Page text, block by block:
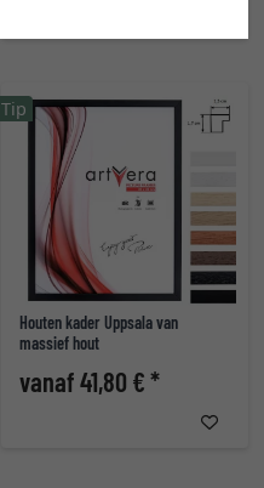
Houten kader Uppsala van
massief hout
vanaf 41,80 € *
Tip